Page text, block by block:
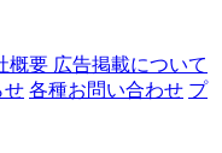
概要 広告掲載について
せ 各種お問い合わせ プ